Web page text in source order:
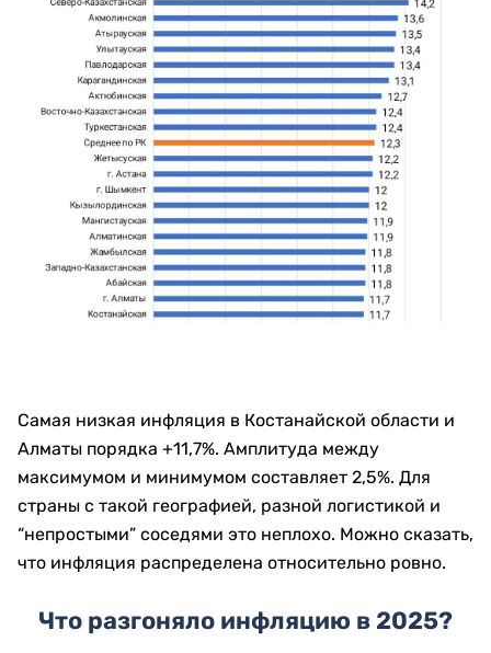
Самая низкая инфляция в Костанайской области и
Алматы порядка +11,7%. Амплитуда между
максимумом и минимумом составляет 2,5%. Для
страны с такой географией, разной логистикой и
“непростыми” соседями это неплохо. Можно сказать,
что инфляция распределена относительно ровно.
Что разгоняло инфляцию в 2025?